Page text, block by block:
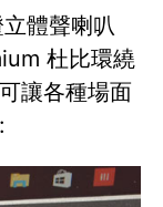
體聲喇叭
杜比環繞
讓各種場面